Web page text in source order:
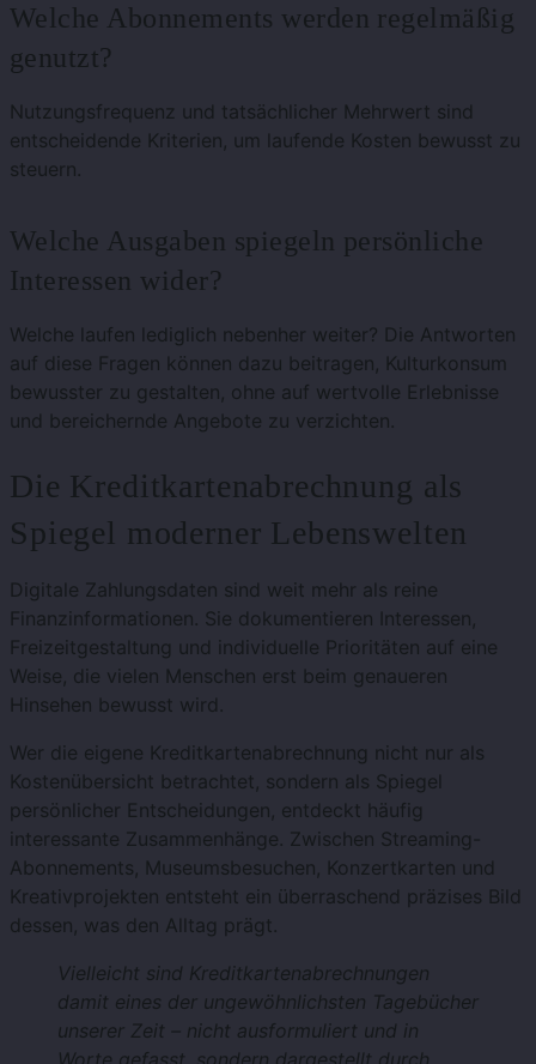
Welche Abonnements werden regelmäßig
genutzt?
Nutzungsfrequenz und tatsächlicher Mehrwert sind
entscheidende Kriterien, um laufende Kosten bewusst zu
steuern.
Welche Ausgaben spiegeln persönliche
Interessen wider?
Welche laufen lediglich nebenher weiter? Die Antworten
auf diese Fragen können dazu beitragen, Kulturkonsum
bewusster zu gestalten, ohne auf wertvolle Erlebnisse
und bereichernde Angebote zu verzichten.
Die Kreditkartenabrechnung als
Spiegel moderner Lebenswelten
Digitale Zahlungsdaten sind weit mehr als reine
Finanzinformationen. Sie dokumentieren Interessen,
Freizeitgestaltung und individuelle Prioritäten auf eine
Weise, die vielen Menschen erst beim genaueren
Hinsehen bewusst wird.
Wer die eigene Kreditkartenabrechnung nicht nur als
Kostenübersicht betrachtet, sondern als Spiegel
persönlicher Entscheidungen, entdeckt häufig
interessante Zusammenhänge. Zwischen Streaming-
Abonnements, Museumsbesuchen, Konzertkarten und
Kreativprojekten entsteht ein überraschend präzises Bild
dessen, was den Alltag prägt.
Vielleicht sind Kreditkartenabrechnungen
damit eines der ungewöhnlichsten Tagebücher
unserer Zeit – nicht ausformuliert und in
Worte gefasst, sondern dargestellt durch